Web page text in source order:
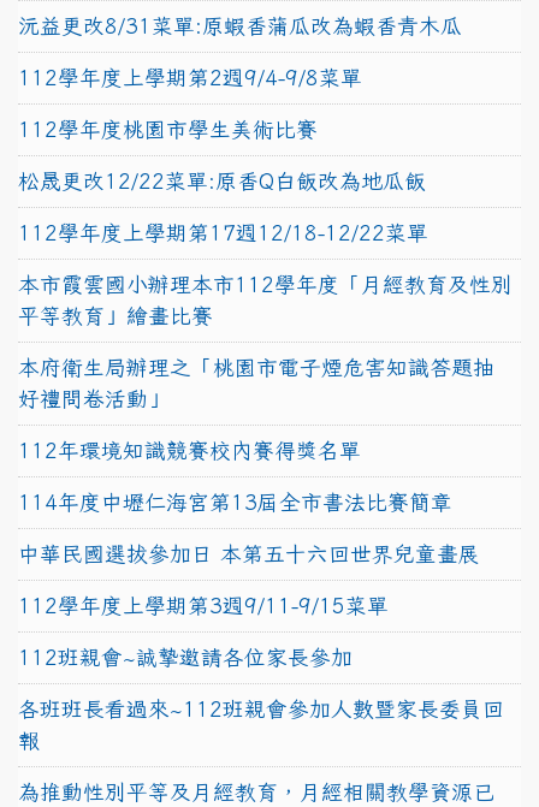
沅益更改8/31菜單:原蝦香蒲瓜改為蝦香青木瓜
112學年度上學期第2週9/4-9/8菜單
112學年度桃園市學生美術比賽
松晟更改12/22菜單:原香Q白飯改為地瓜飯
112學年度上學期第17週12/18-12/22菜單
本市霞雲國小辦理本市112學年度「月經教育及性別
平等教育」繪畫比賽
本府衛生局辦理之「桃園市電子煙危害知識答題抽
好禮問卷活動」
112年環境知識競賽校內賽得獎名單
114年度中壢仁海宮第13屆全市書法比賽簡章
中華民國選拔參加日 本第五十六回世界兒童畫展
112學年度上學期第3週9/11-9/15菜單
112班親會~誠摯邀請各位家長參加
各班班長看過來~112班親會參加人數暨家長委員回
報
為推動性別平等及月經教育，月經相關教學資源已